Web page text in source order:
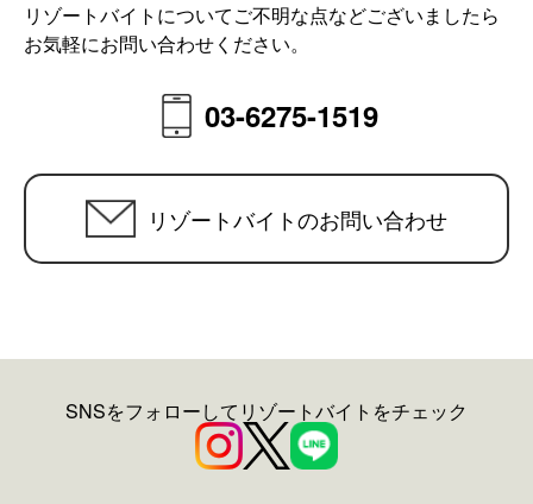
リゾートバイトについてご不明な点などございましたら
お気軽にお問い合わせください。
03-6275-1519
リゾートバイトのお問い合わせ
SNSをフォローしてリゾートバイトをチェック